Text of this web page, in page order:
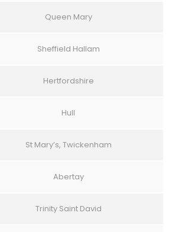
Queen Mary
Sheffield Hallam
Hertfordshire
Hull
St Mary’s, Twickenham
Abertay
Trinity Saint David